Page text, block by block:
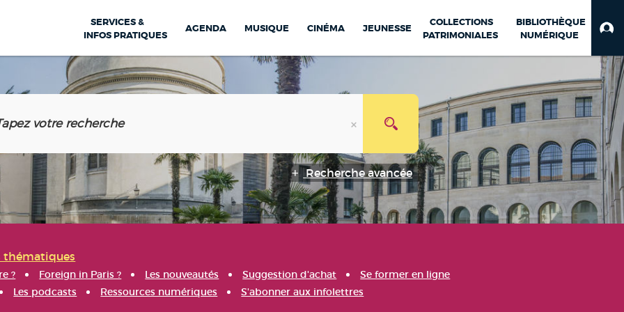
SERVICES &
INFOS PRATIQUES
AGENDA MUSIQUE CINÉMA JEUNESSE
COLLECTIONS
PATRIMONIALES
BIBLIOTHÈQUE
NUMÉRIQUE
Recherche avancée
thématiques
? Foreign in Paris ? Les nouveautés Suggestion d'achat
Se former en ligne
Les podcasts Ressources numériques S'abonner aux infolettres